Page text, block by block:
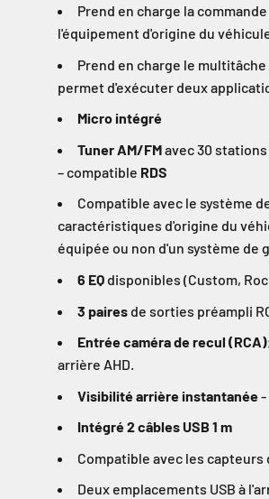
Prend en charge la
l'équipement d'origine du
Prend en charge le
permet d'exécuter deux
Micro intégré
Tuner AM/FMavec 30 stations
– compatible RDS
Compatible avec le système
caractéristiques d'origine du
équipée ou non d'un système
6 EQ disponibles (Custom,
3 paires de sorties préampli
Entrée caméra de recul (RCA)
arrière AHD.
Visibilité arrière instantanée-
Intégré 2 câbles USB 1 m
Compatible avec les
Deux emplacements USB à